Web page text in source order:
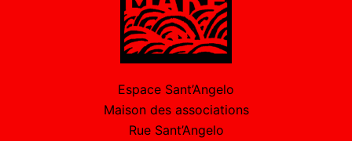
Espace Sant’Angelo
Maison des associations
Rue Sant’Angelo